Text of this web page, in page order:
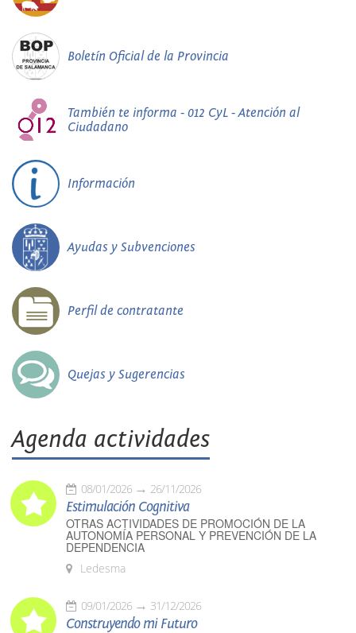
Boletín Oficial de la Provincia
También te informa - 012 CyL - Atención al
Ciudadano
Información
Ayudas y Subvenciones
Perfil de contratante
Quejas y Sugerencias
Agenda actividades
08/01/2026 26/11/2026
Estimulación Cognitiva
OTRAS ACTIVIDADES DE PROMOCIÓN DE LA
AUTONOMÍA PERSONAL Y PREVENCIÓN DE LA
DEPENDENCIA
Ledesma
09/01/2026 31/12/2026
Construyendo mi Futuro